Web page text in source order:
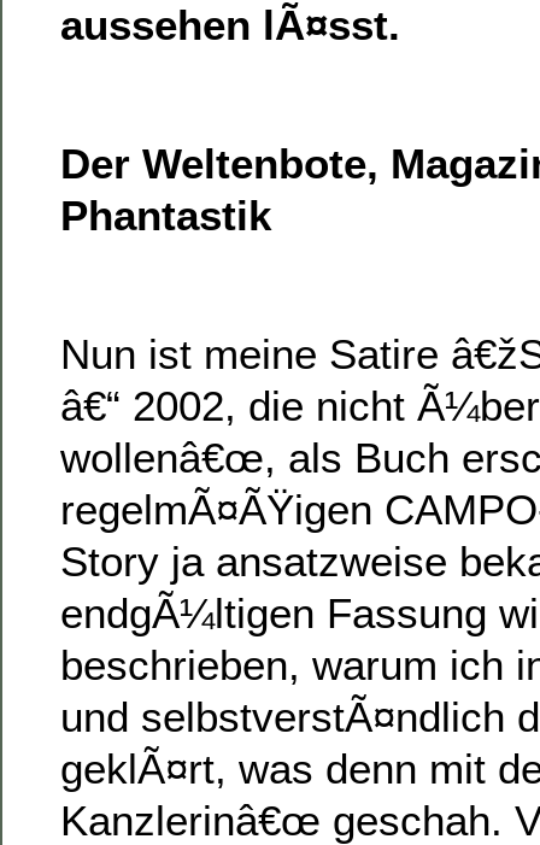
aussehen lÃ¤sst.
Der Weltenbote,
Phantastik
Nun ist meine Satire
â€“ 2002, die nicht
wollenâ€œ, als Buch
regelmÃ¤ÃŸigen
Story ja ansatzweise
endgÃ¼ltigen Fassung
beschrieben, warum ich
und selbstverstÃ¤ndlich
geklÃ¤rt, was denn mit
Kanzlerinâ€œ geschah.